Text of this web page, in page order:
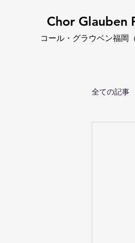
Chor Glauben
コール・グラウベン福岡
全ての記事